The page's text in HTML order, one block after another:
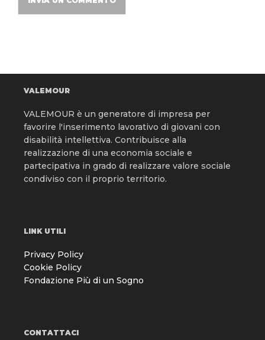
VALEMOUR
VALEMOUR è un generatore di impresa per
favorire l'inserimento lavorativo di giovani con
disabilità intellettiva. Contribuisce alla
realizzazione di una economia sociale e
partecipativa in grado di realizzare valore sociale
condiviso con il proprio territorio.
LINK UTILI
Privacy Policy
Cookie Policy
Fondazione Più di un Sogno
CONTATTACI